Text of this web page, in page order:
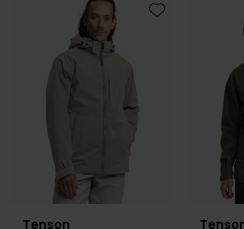
Tenson
Toevoegen aan